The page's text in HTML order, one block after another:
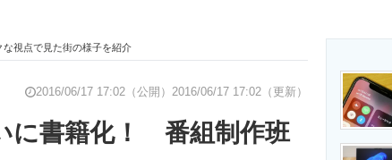
経営リーダーのコミュニティ
視点で見た街の様子を紹介
2016/06/17 17:02（公開） 2016/06/17 17:02（更新）
に書籍化！ 番組制作班